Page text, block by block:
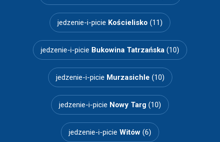
jedzenie-i-picie Kościelisko (11)
jedzenie-i-picie Bukowina Tatrzańska (10)
jedzenie-i-picie Murzasichle (10)
jedzenie-i-picie Nowy Targ (10)
jedzenie-i-picie Witów (6)